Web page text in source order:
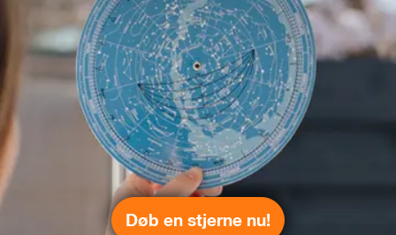
Døb en stjerne nu!